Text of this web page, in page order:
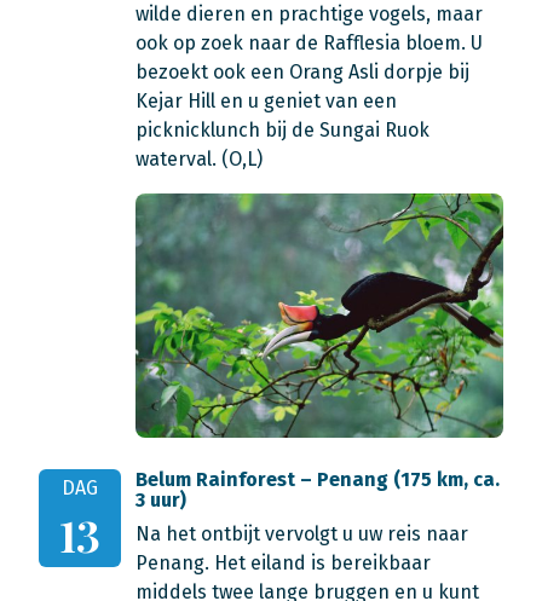
wilde dieren en prachtige vogels, maar
ook op zoek naar de Rafflesia bloem. U
bezoekt ook een Orang Asli dorpje bij
Kejar Hill en u geniet van een
picknicklunch bij de Sungai Ruok
waterval. (O,L)
DAG
13
Belum Rainforest – Penang (175 km, ca.
3 uur)
Na het ontbijt vervolgt u uw reis naar
Penang. Het eiland is bereikbaar
middels twee lange bruggen en u kunt